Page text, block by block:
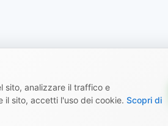
sito, analizzare il traffico e
il sito, accetti l'uso dei cookie. Scopri di